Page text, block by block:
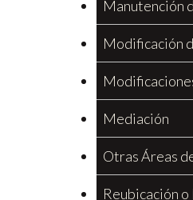
Manutención
Modificación
Mediación
Otras Áreas
Reubicación o